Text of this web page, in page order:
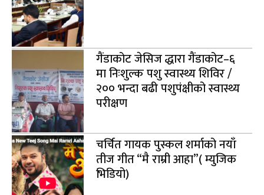
गैंडाकोट जेसिज द्धारा गैंडाकोट–६
मा निःशुल्क पशु स्वास्थ्य शिविर /
२०० भन्दा बढी पशुपंक्षीको स्वास्थ्य
परीक्षण
चर्चित गायक पुस्कल शर्माको नयाँ
तीज गीत “मै राम्री आहा”( म्युजिक
भिडियो)